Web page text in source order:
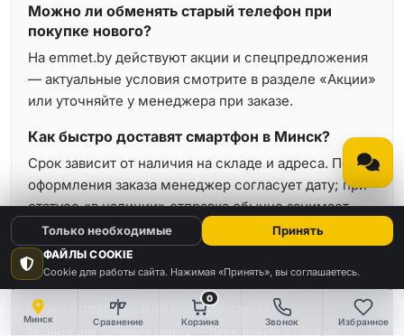
Минск Сравнение
0
Корзина Звонок Избранное
Можно ли обменять старый телефон при
покупке нового?
На emmet.by действуют акции и спецпредложения
— актуальные условия смотрите в разделе «Акции»
или уточняйте у менеджера при заказе.
Как быстро доставят смартфон в Минск?
Срок зависит от наличия на складе и адреса. После
оформления заказа менеджер согласует дату; при
статусе «в наличии» отправка обычно занимает
минимальное время.
Нужна помощь или консультация?
ФАЙЛЫ COOKIE
Cookie для работы сайта. Нажимая «Принять», вы соглашаетесь.
Только необходимые Принять